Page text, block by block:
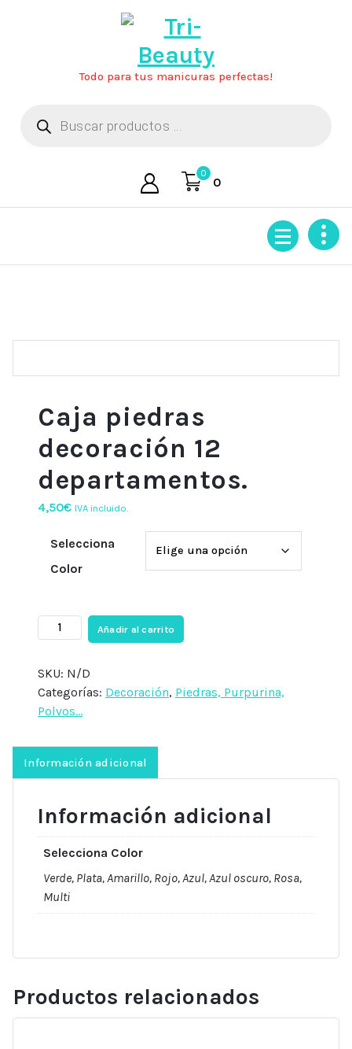
Todo para tus manicuras perfectas!
productos
0
0
Caja piedras
decoración 12
departamentos.
4,50€ IVA incluido.
Selecciona
Color
Caja
piedras
12
departamentos.
cantidad
Añadir al carrito
SKU: N/D
Categorías: Decoración, Piedras, Purpurina,
Polvos...
Información adicional
Información adicional
Selecciona Color
Verde, Plata, Amarillo, Rojo, Azul, Azul oscuro, Rosa,
Multi
Productos relacionados